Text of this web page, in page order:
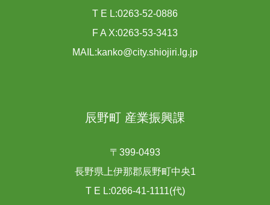
T E L:0263-52-0886
F A X:0263-53-3413
MAIL:kanko@city.shiojiri.lg.jp
辰野町 産業振興課
〒399-0493
長野県上伊那郡辰野町中央1
T E L:0266-41-1111(代)